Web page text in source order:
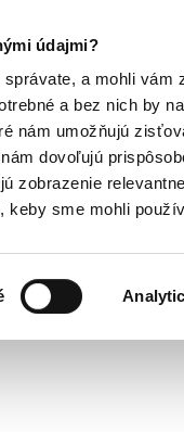
údajmi?
a mohli vám
a bez nich by
nám umožňujú
dovoľujú
zobrazenie
keby sme mohli